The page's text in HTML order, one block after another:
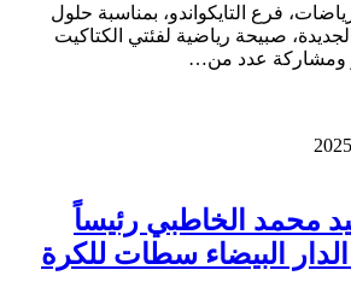
فرع التايكواندو، بمناسبة حلول
الجديدة، صبيحة رياضية لفئتي الكتاكيت
ومشاركة عدد من…
محمد الخاطبي رئيساً
البيضاء سطات للكرة